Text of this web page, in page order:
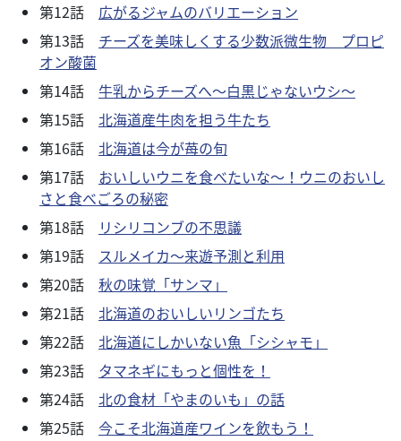
第12話 広がるジャムのバリエーション
第13話 チーズを美味しくする少数派微生物 プロピ
オン酸菌
第14話 牛乳からチーズへ～白黒じゃないウシ～
第15話 北海道産牛肉を担う牛たち
第16話 北海道は今が苺の旬
第17話 おいしいウニを食べたいな～！ウニのおいし
さと食べごろの秘密
第18話
リシリコンブの不思議
第19話 スルメイカ～来遊予測と利用
第20話 秋の味覚「サンマ」
第21話 北海道のおいしいリンゴたち
第22話 北海道にしかいない魚「シシャモ」
第23話 タマネギにもっと個性を！
第24話 北の食材「やまのいも」の話
第25話 今こそ北海道産ワインを飲もう！